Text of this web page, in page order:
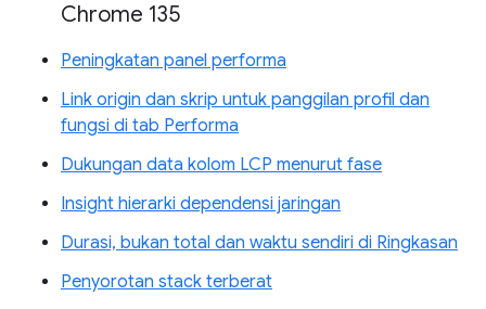
Chrome 135
Peningkatan panel performa
Link origin dan skrip untuk panggilan profil dan
fungsi di tab Performa
Dukungan data kolom LCP menurut fase
Insight hierarki dependensi jaringan
Durasi, bukan total dan waktu sendiri di Ringkasan
Penyorotan stack terberat